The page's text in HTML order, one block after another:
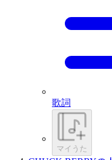
歌詞
マイうた